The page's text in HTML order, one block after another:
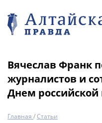
Вячеслав Франк
журналистов и
Днем российской
Главная /Статьи